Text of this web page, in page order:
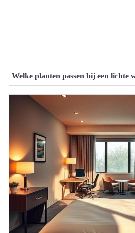
Welke planten passen bij een lichte